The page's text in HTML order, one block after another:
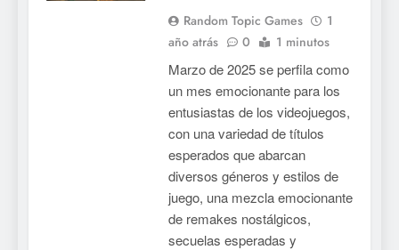
Random Topic Games
1
año atrás
0 1 minutos
Marzo de 2025 se perfila como
un mes emocionante para los
entusiastas de los videojuegos,
con una variedad de títulos
esperados que abarcan
diversos géneros y estilos de
juego, una mezcla emocionante
de remakes nostálgicos,
secuelas esperadas y